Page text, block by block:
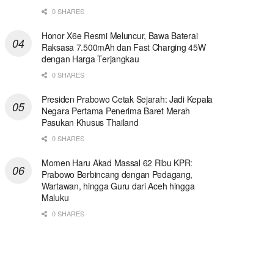
0 SHARES
Honor X6e Resmi Meluncur, Bawa Baterai
Raksasa 7.500mAh dan Fast Charging 45W
dengan Harga Terjangkau
0 SHARES
Presiden Prabowo Cetak Sejarah: Jadi Kepala
Negara Pertama Penerima Baret Merah
Pasukan Khusus Thailand
0 SHARES
Momen Haru Akad Massal 62 Ribu KPR:
Prabowo Berbincang dengan Pedagang,
Wartawan, hingga Guru dari Aceh hingga
Maluku
0 SHARES